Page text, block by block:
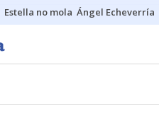
Estella no mola Ángel Echeverría